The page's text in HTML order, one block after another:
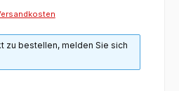
zu bestellen, melden Sie sich